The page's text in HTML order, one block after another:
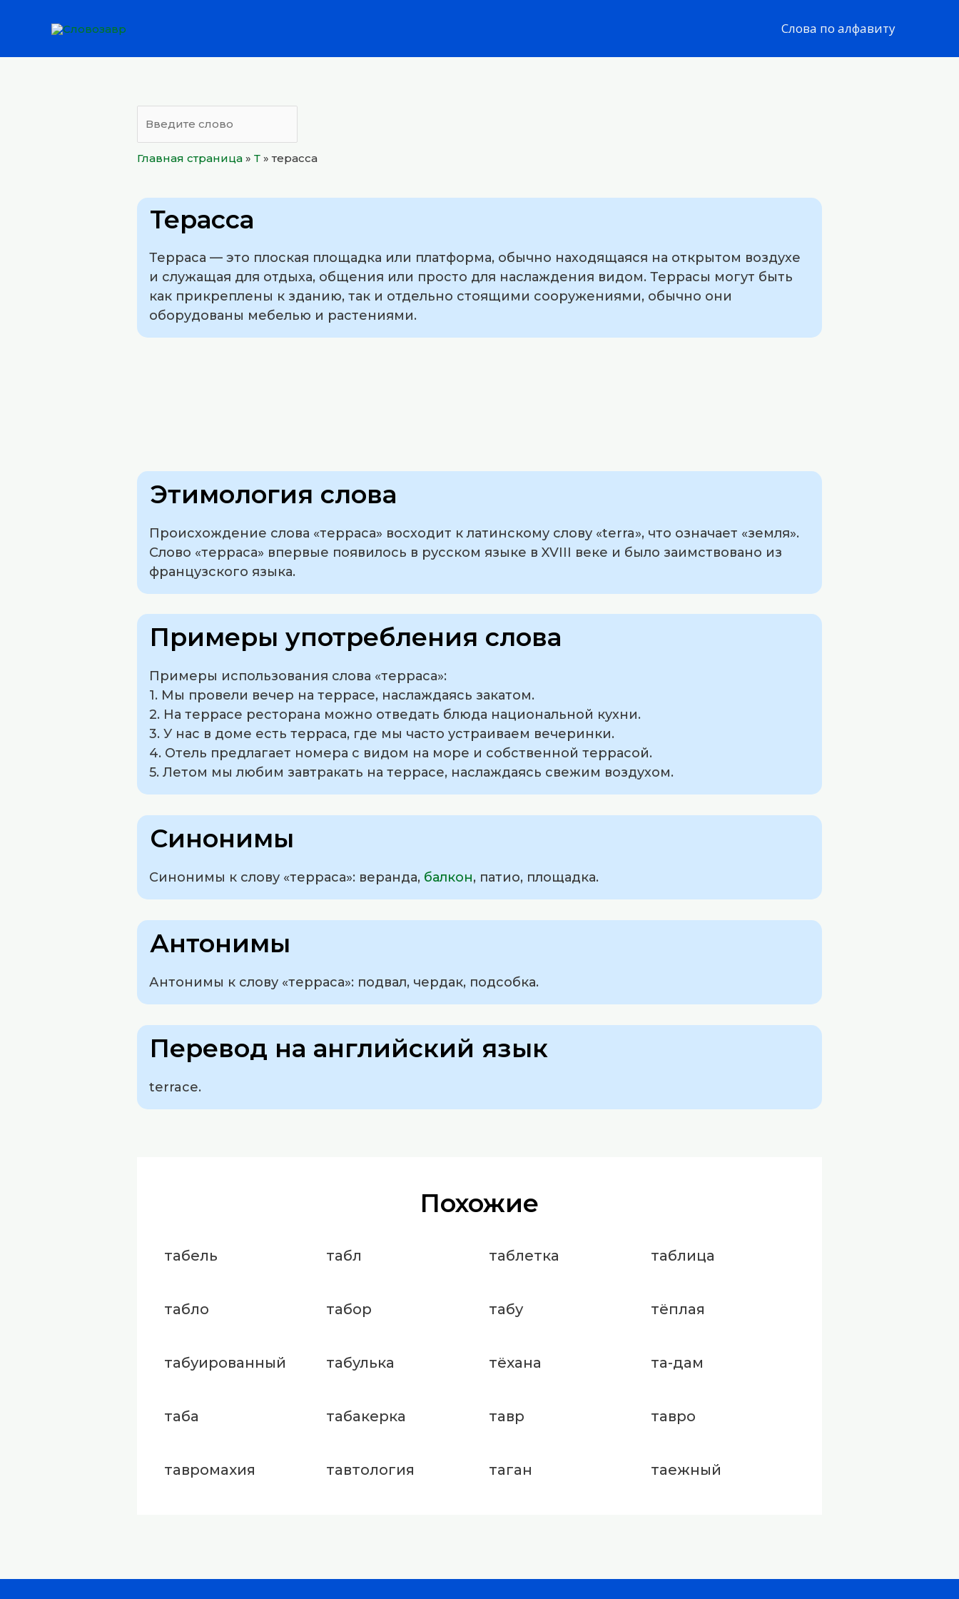
Слова по алфавиту
Главная страница » Т »терасса
Терасса
Терраса — это плоская площадка или платформа, обычно находящаяся на открытом воздухе
и служащая для отдыха, общения или просто для наслаждения видом. Террасы могут быть
как прикреплены к зданию, так и отдельно стоящими сооружениями, обычно они
оборудованы мебелью и растениями.
Этимология слова
Происхождение слова «терраса» восходит к латинскому слову «terra», что означает «земля».
Слово «терраса» впервые появилось в русском языке в XVIII веке и было заимствовано из
французского языка.
Примеры употребления слова
Примеры использования слова «терраса»:
1. Мы провели вечер на террасе, наслаждаясь закатом.
2. На террасе ресторана можно отведать блюда национальной кухни.
3. У нас в доме есть терраса, где мы часто устраиваем вечеринки.
4. Отель предлагает номера с видом на море и собственной террасой.
5. Летом мы любим завтракать на террасе, наслаждаясь свежим воздухом.
Синонимы
Синонимы к слову «терраса»: веранда, балкон, патио, площадка.
Антонимы
Антонимы к слову «терраса»: подвал, чердак, подсобка.
Перевод на английский язык
terrace.
Похожие
табель табл таблетка таблица
табло табор табу тёплая
табуированный табулька тёхана та-дам
таба табакерка тавр тавро
тавромахия тавтология таган таежный